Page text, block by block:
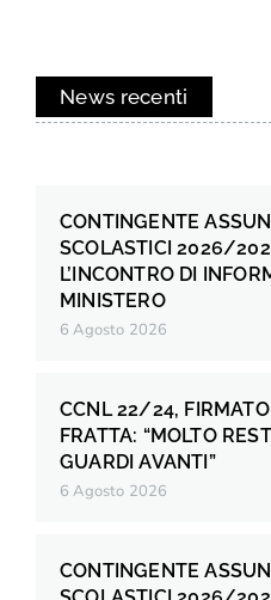
News recenti
CONTINGENTE
SCOLASTICI 2026/
L’INCONTRO DI
MINISTERO
6 Agosto 2026
CCNL 22/24,
FRATTA: “MOLTO
GUARDI AVANTI”
6 Agosto 2026
CONTINGENTE